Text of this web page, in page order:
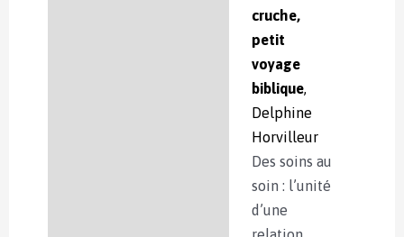
cruche,
petit
voyage
biblique,
Delphine
Horvilleur
Des soins au
soin : l’unité
d’une